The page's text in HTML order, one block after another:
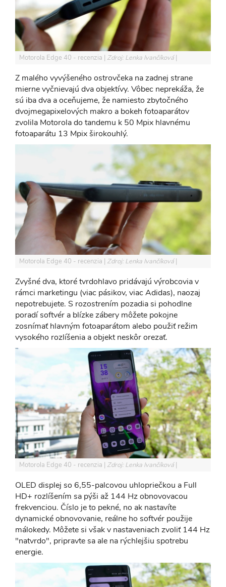
Motorola Edge 40 - recenzia Zdroj: Lenka Ivančíková
Z malého vyvýšeného ostrovčeka na zadnej strane
mierne vyčnievajú dva objektívy. Vôbec neprekáža, že
sú iba dva a oceňujeme, že namiesto zbytočného
dvojmegapixelových makro a bokeh fotoaparátov
zvolila Motorola do tandemu k 50 Mpix hlavnému
fotoaparátu 13 Mpix širokouhlý.
Motorola Edge 40 - recenzia Zdroj: Lenka Ivančíková
Zvyšné dva, ktoré tvrdohlavo pridávajú výrobcovia v
rámci marketingu (viac pásikov, viac Adidas), naozaj
nepotrebujete. S rozostrením pozadia si pohodlne
poradí softvér a blízke zábery môžete pokojne
zosnímať hlavným fotoaparátom alebo použiť režim
vysokého rozlíšenia a objekt neskôr orezať.
Motorola Edge 40 - recenzia Zdroj: Lenka Ivančíková
OLED displej so 6,55-palcovou uhlopriečkou a Full
HD+ rozlíšením sa pýši až 144 Hz obnovovacou
frekvenciou. Číslo je to pekné, no ak nastavíte
dynamické obnovovanie, reálne ho softvér použije
málokedy. Môžete si však v nastaveniach zvoliť 144 Hz
"natvrdo", pripravte sa ale na rýchlejšiu spotrebu
energie.